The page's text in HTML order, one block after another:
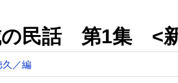
の民話 第1集
久／編